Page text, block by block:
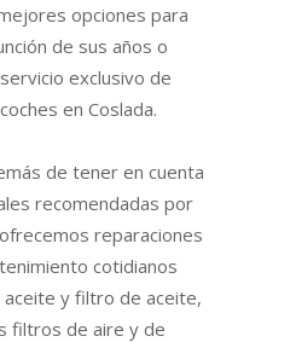
opciones para
de sus años o
exclusivo de
en Coslada.
de tener en cuenta
recomendadas por
reparaciones
cotidianos
y filtro de aceite,
filtros de aire y de